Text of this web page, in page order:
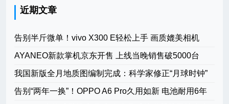
近期文章
告别半斤微单！vivo X300 E轻松上手 画质媲美相机
AYANEO新款掌机京东开售 上线当晚销售破5000台
我国新版全月地质图编制完成：科学家修正“月球时钟”
告别“两年一换”！OPPO A6 Pro久用如新 电池耐用6年